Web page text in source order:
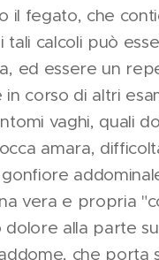
il fegato, che
tali calcoli può
ed essere un
in corso di altri
vaghi, quali
amara,
vera e propria
dolore alla parte
che porta